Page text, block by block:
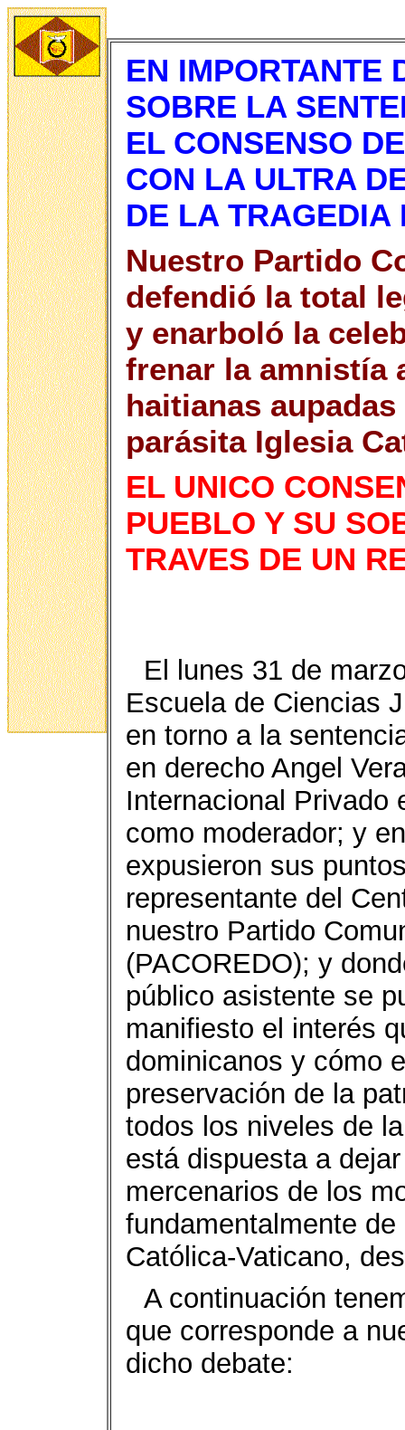
EN IMPORTANTE
SOBRE LA
EL CONSENSO
CON LA ULTRA
DE LA TRAGEDIA
Nuestro Partido
defendió la total
y enarboló la
frenar la amnistía
haitianas
parásita Iglesia
EL UNICO
PUEBLO Y SU
TRAVES DE UN
El lunes 31 de
Escuela de Ciencias
en torno a la
en derecho Angel
Internacional Privado
como moderador; y
expusieron sus
representante del
nuestro Partido
(PACOREDO); y
público asistente se
manifiesto el interés
dominicanos y cómo
preservación de la
todos los niveles de
está dispuesta a
mercenarios de los
fundamentalmente
Católica-Vaticano,
A continuación
que corresponde a
dicho debate: